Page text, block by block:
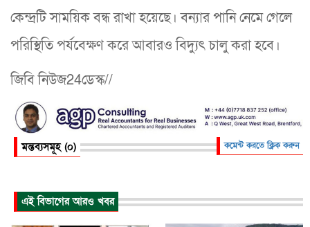
কেন্দ্রটি সাময়িক বন্ধ রাখা হয়েছে। বন্যার পানি নেমে গেলে
পরিস্থিতি পর্যবেক্ষণ করে আবারও বিদ্যুৎ চালু করা হবে।
জিবি নিউজ24ডেস্ক//
মন্তব্যসমূহ (০) কমেন্ট করতে ক্লিক করুন
এই বিভাগের আরও খবর